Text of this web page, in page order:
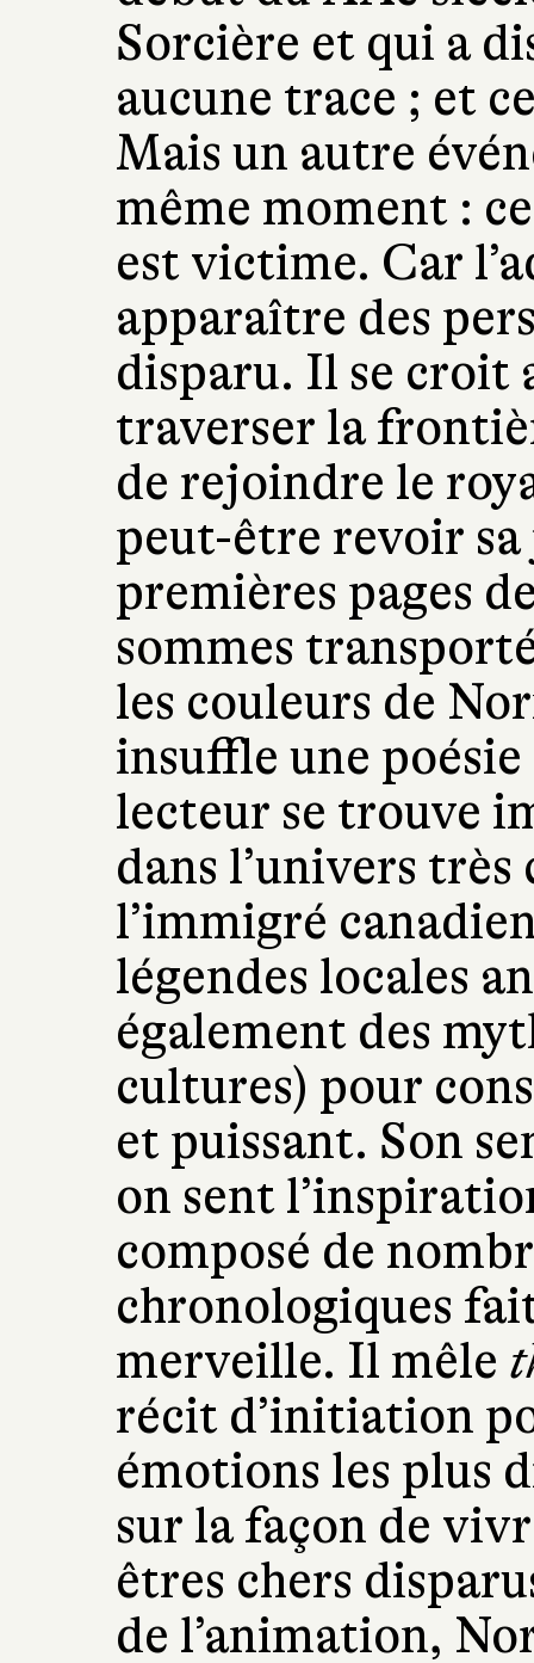
Sorcière et qui a
aucune trace ; et
Mais un autre
même moment :
est victime. Car
apparaître des
disparu. Il se croit
traverser la
de rejoindre le
peut-être revoir sa
premières pages
sommes
les couleurs de
insuffle une poésie
lecteur se trouve
dans l’univers
l’immigré
légendes locales
également des
cultures) pour
et puissant. Son
on sent
composé de
chronologiques
merveille. Il mêle
récit d’initiation
émotions les plus
sur la façon de
êtres chers
de l’animation,